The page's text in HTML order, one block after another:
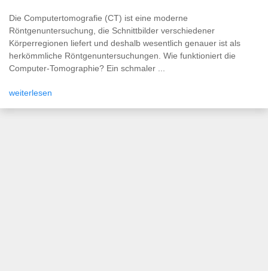
Die Computertomografie (CT) ist eine moderne
Röntgenuntersuchung, die Schnittbilder verschiedener
Körperregionen liefert und deshalb wesentlich genauer ist als
herkömmliche Röntgenuntersuchungen. Wie funktioniert die
Computer-Tomographie? Ein schmaler ...
weiterlesen